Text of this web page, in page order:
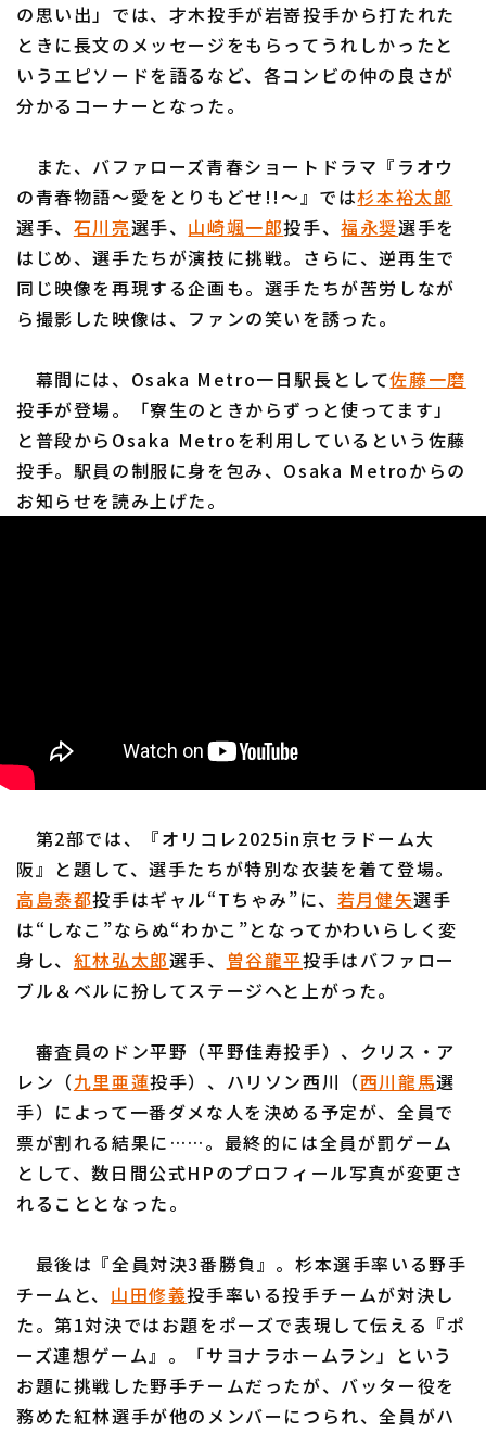
の思い出」では、才木投手が岩嵜投手から打たれた
ときに長文のメッセージをもらってうれしかったと
いうエピソードを語るなど、各コンビの仲の良さが
分かるコーナーとなった。
また、バファローズ青春ショートドラマ『ラオウ
の青春物語〜愛をとりもどせ!!〜』では杉本裕太郎
選手、 石川亮選手、 山崎颯一郎投手、福永奨選手を
はじめ、選手たちが演技に挑戦。さらに、逆再生で
同じ映像を再現する企画も。選手たちが苦労しなが
ら撮影した映像は、ファンの笑いを誘った。
幕間には、Osaka Metro一日駅長として佐藤一磨
投手が登場。「寮生のときからずっと使ってます」
と普段からOsaka Metroを利用しているという佐藤
投手。駅員の制服に身を包み、Osaka Metroからの
お知らせを読み上げた。
第2部では、『オリコレ2025in京セラドーム大
阪』と題して、選手たちが特別な衣装を着て登場。
高島泰都投手はギャル“Tちゃみ”に、 若月健矢選手
は“しなこ”ならぬ“わかこ”となってかわいらしく変
身し、 紅林弘太郎選手、 曽谷龍平投手はバファロー
ブル＆ベルに扮してステージへと上がった。
審査員のドン平野（平野佳寿投手）、クリス・ア
レン（九里亜蓮投手）、ハリソン西川（西川龍馬選
手）によって一番ダメな人を決める予定が、全員で
票が割れる結果に……。最終的には全員が罰ゲーム
として、数日間公式HPのプロフィール写真が変更さ
れることとなった。
最後は『全員対決3番勝負』。杉本選手率いる野手
チームと、 山田修義投手率いる投手チームが対決し
た。第1対決ではお題をポーズで表現して伝える『ポ
ーズ連想ゲーム』。「サヨナラホームラン」という
お題に挑戦した野手チームだったが、バッター役を
務めた紅林選手が他のメンバーにつられ、全員がハ